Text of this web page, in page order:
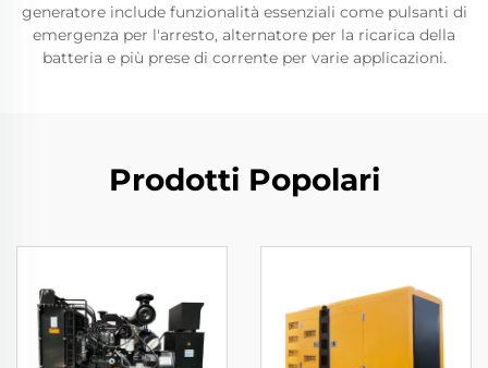
generatore include funzionalità essenziali come pulsanti di
emergenza per l'arresto, alternatore per la ricarica della
batteria e più prese di corrente per varie applicazioni.
Prodotti Popolari